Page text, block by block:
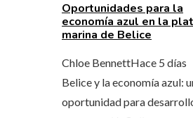
Oportunidades para la
economía azul en la
marina de Belice
Chloe BennettHace 5 días
Belice y la economía azul:
oportunidad para